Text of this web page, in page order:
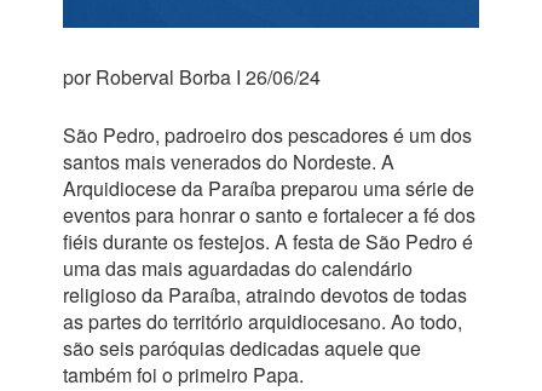
por Roberval Borba I 26/06/24
São Pedro, padroeiro dos pescadores é um dos
santos mais venerados do Nordeste. A
Arquidiocese da Paraíba preparou uma série de
eventos para honrar o santo e fortalecer a fé dos
fiéis durante os festejos. A festa de São Pedro é
uma das mais aguardadas do calendário
religioso da Paraíba, atraindo devotos de todas
as partes do território arquidiocesano. Ao todo,
são seis paróquias dedicadas aquele que
também foi o primeiro Papa.